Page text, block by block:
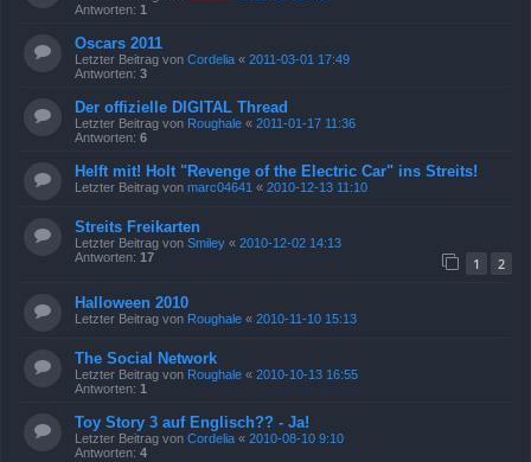
Antworten: 1
Oscars 2011
Letzter Beitrag von Cordelia « 2011-03-01 17:49
Antworten: 3
Der offizielle DIGITAL Thread
Letzter Beitrag von Roughale « 2011-01-17 11:36
Antworten: 6
Helft mit! Holt "Revenge of the Electric Car" ins Streits!
Letzter Beitrag von marc04641 « 2010-12-13 11:10
Streits Freikarten
Letzter Beitrag von Smiley « 2010-12-02 14:13
Antworten: 17 1 2
Halloween 2010
Letzter Beitrag von Roughale « 2010-11-10 15:13
The Social Network
Letzter Beitrag von Roughale « 2010-10-13 16:55
Antworten: 1
Toy Story 3 auf Englisch?? - Ja!
Letzter Beitrag von Cordelia « 2010-08-10 9:10
Antworten: 4